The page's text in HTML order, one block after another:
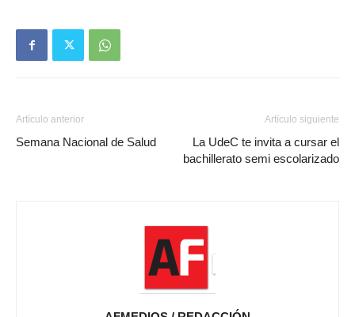
Artículo anterior
Semana Nacional de Salud
Artículo siguiente
La UdeC te invita a cursar el
bachillerato semi escolarizado